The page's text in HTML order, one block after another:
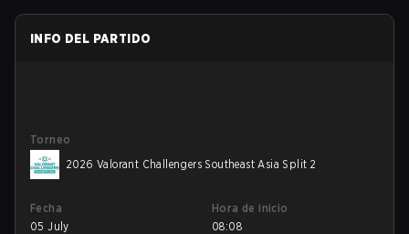
INFO DEL PARTIDO
Torneo
2026 Valorant Challengers Southeast Asia Split 2
Fecha
05 July
Hora de inicio
08:08